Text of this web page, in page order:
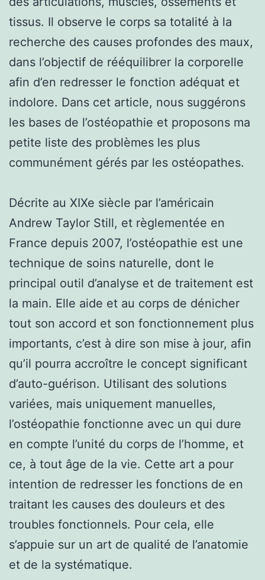
tissus. Il observe le corps sa totalité à la
recherche des causes profondes des maux,
dans l’objectif de rééquilibrer la corporelle
afin d’en redresser le fonction adéquat et
indolore. Dans cet article, nous suggérons
les bases de l’ostéopathie et proposons ma
petite liste des problèmes les plus
communément gérés par les ostéopathes.
Décrite au XIXe siècle par l’américain
Andrew Taylor Still, et règlementée en
France depuis 2007, l’ostéopathie est une
technique de soins naturelle, dont le
principal outil d’analyse et de traitement est
la main. Elle aide et au corps de dénicher
tout son accord et son fonctionnement plus
importants, c’est à dire son mise à jour, afin
qu’il pourra accroître le concept significant
d’auto-guérison. Utilisant des solutions
variées, mais uniquement manuelles,
l’ostéopathie fonctionne avec un qui dure
en compte l’unité du corps de l’homme, et
ce, à tout âge de la vie. Cette art a pour
intention de redresser les fonctions de en
traitant les causes des douleurs et des
troubles fonctionnels. Pour cela, elle
s’appuie sur un art de qualité de l’anatomie
et de la systématique.